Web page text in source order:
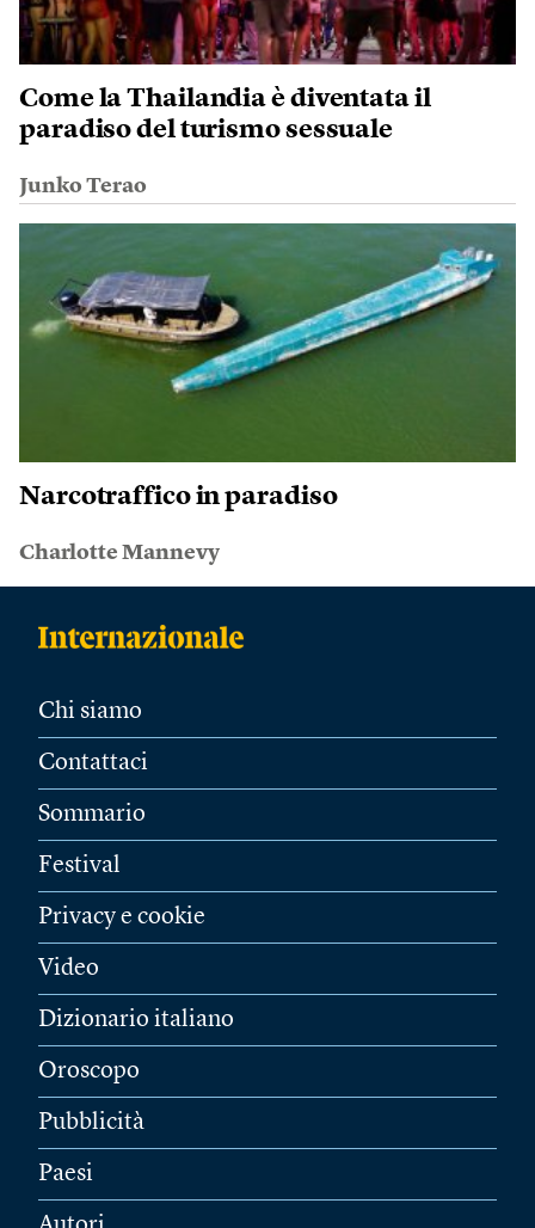
Come la Thailandia è diventata il
paradiso del turismo sessuale
Junko Terao
Narcotraffico in paradiso
Charlotte Mannevy
Chi siamo
Contattaci
Sommario
Festival
Privacy e cookie
Video
Dizionario italiano
Oroscopo
Pubblicità
Paesi